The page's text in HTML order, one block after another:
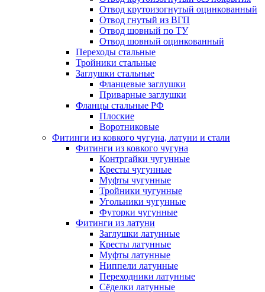
Отвод крутоизогнутый оцинкованный
Отвод гнутый из ВГП
Отвод шовный по ТУ
Отвод шовный оцинкованный
Переходы стальные
Тройники стальные
Заглушки стальные
Фланцевые заглушки
Приварные заглушки
Фланцы стальные РФ
Плоские
Воротниковые
Фитинги из ковкого чугуна, латуни и стали
Фитинги из ковкого чугуна
Контргайки чугунные
Кресты чугунные
Муфты чугунные
Тройники чугунные
Угольники чугунные
Футорки чугунные
Фитинги из латуни
Заглушки латунные
Кресты латунные
Муфты латунные
Ниппели латунные
Переходники латунные
Сёделки латунные